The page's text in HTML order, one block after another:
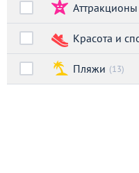
Красота и
Пляжи (13)